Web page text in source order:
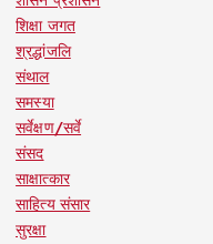
शिक्षा जगत
श्रद्धांजलि
संथाल
समस्या
सर्वेक्षण/सर्वे
संसद
साक्षात्कार
साहित्य संसार
सुरक्षा